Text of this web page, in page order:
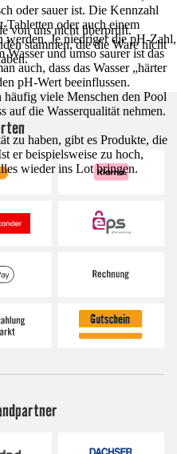
oder sauer ist. Die Kennzahl
Tabletten oder auch einem
werden. Je niedriger die pH-Zahl,
und umso saurer ist das
auch, dass das Wasser „härter
pH-Wert beeinflussen.
viele Menschen den Pool
auf die Wasserqualität nehmen.
zu haben, gibt es Produkte, die
er beispielsweise zu hoch,
wieder ins Lot bringen.
von uns nicht überprüft.
stammen, die die Ware nicht